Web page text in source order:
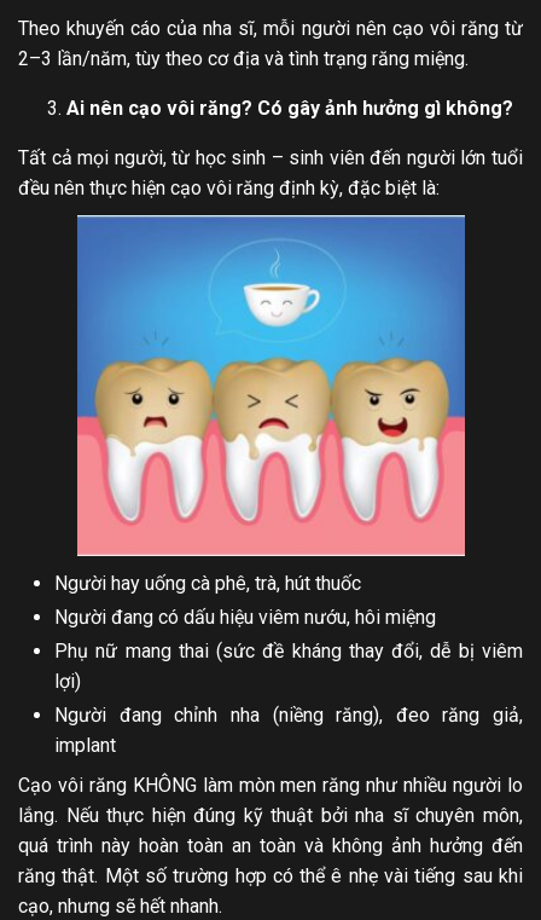
Theo khuyến cáo của nha sĩ, mỗi người nên cạo vôi răng từ
2–3 lần/năm, tùy theo cơ địa và tình trạng răng miệng.
Ai nên cạo vôi răng? Có gây ảnh hưởng gì không?
Tất cả mọi người, từ học sinh – sinh viên đến người lớn tuổi
đều nên thực hiện cạo vôi răng định kỳ, đặc biệt là:
Người hay uống cà phê, trà, hút thuốc
Người đang có dấu hiệu viêm nướu, hôi miệng
Phụ nữ mang thai (sức đề kháng thay đổi, dễ bị viêm
lợi)
Người đang chỉnh nha (niềng răng), đeo răng giả,
implant
Cạo vôi răng KHÔNG làm mòn men răng như nhiều người lo
lắng. Nếu thực hiện đúng kỹ thuật bởi nha sĩ chuyên môn,
quá trình này hoàn toàn an toàn và không ảnh hưởng đến
răng thật. Một số trường hợp có thể ê nhẹ vài tiếng sau khi
cạo, nhưng sẽ hết nhanh.